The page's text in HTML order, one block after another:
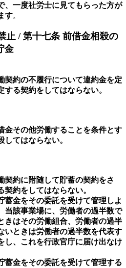
、一度社労士に見てもらった方が
す。
止 / 第十七条 前借金相殺の
金
契約の不履行について違約金を定
る契約をしてはならない。
その他労働することを条件とす
てはならない。
約に附随して貯蓄の契約をさ
約をしてはならない。
金をその委託を受けて管理しよ
当該事業場に、労働者の過半数で
きはその労働組合、労働者の過半
いときは労働者の過半数を代表す
し、これを行政官庁に届け出なけ
金をその委託を受けて管理する